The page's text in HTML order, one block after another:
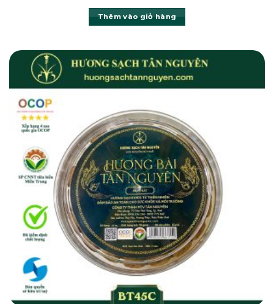
Thêm vào giỏ hàng